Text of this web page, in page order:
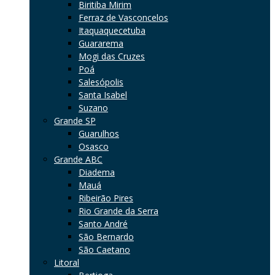
Biritiba Mirim
Ferraz de Vasconcelos
Itaquaquecetuba
Guararema
Mogi das Cruzes
Poá
Salesópolis
Santa Isabel
Suzano
Grande SP
Guarulhos
Osasco
Grande ABC
Diadema
Mauá
Ribeirão Pires
Rio Grande da Serra
Santo André
São Bernardo
São Caetano
Litoral